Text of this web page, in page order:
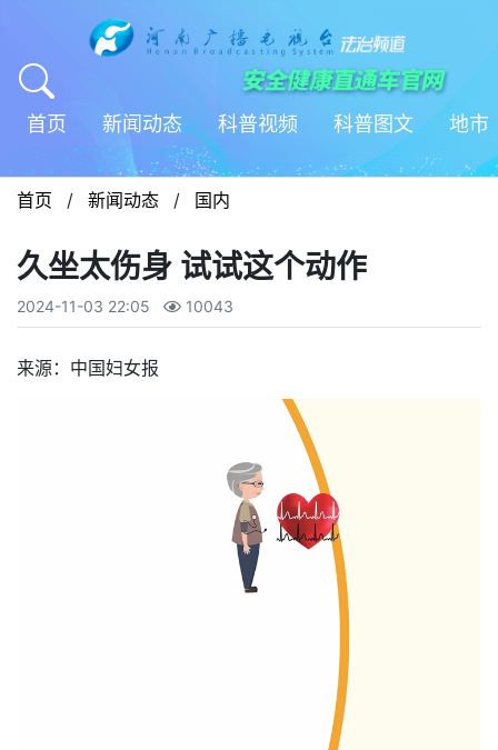
首页 新闻动态 科普视频 科普图文 地市
首页 / 新闻动态 / 国内
久坐太伤身 试试这个动作
2024-11-03 22:05 10043
来源：中国妇女报